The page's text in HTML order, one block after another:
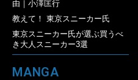
由｜小澤匡行
教えて！ 東京スニーカー氏
東京スニーカー氏が選ぶ買うべ
き大人スニーカー3選
MANGA